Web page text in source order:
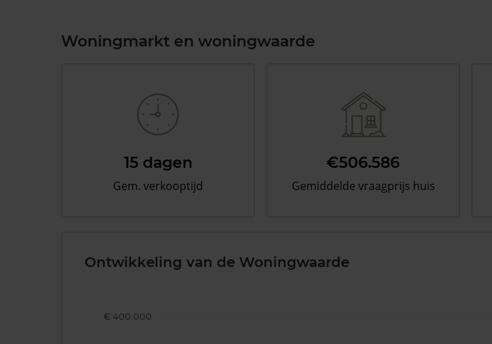
Woningmarkt en woningwaarde
15 dagen
Gem. verkooptijd
€506.586
Gemiddelde vraagprijs huis
Ontwikkeling van de Woningwaarde
€ 400.000